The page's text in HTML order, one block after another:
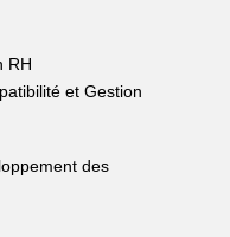
RH
et Gestion
des